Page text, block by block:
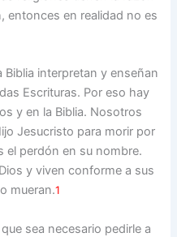
entonces en realidad no es
Biblia interpretan y enseñan
Escrituras. Por eso hay
y en la Biblia. Nosotros
Jesucristo para morir por
el perdón en su nombre.
y viven conforme a sus
mueran.1
sea necesario pedirle a